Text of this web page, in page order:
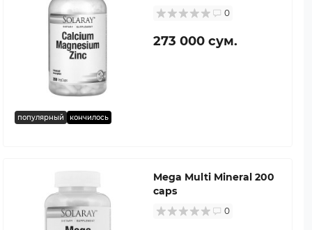
популярный кончилось
0
273 000 сум.
Mega Multi Mineral 200
caps
0